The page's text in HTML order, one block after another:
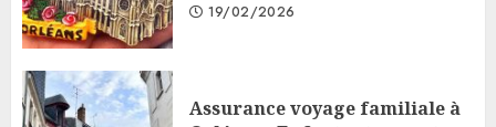
19/02/2026
Assurance voyage familiale à